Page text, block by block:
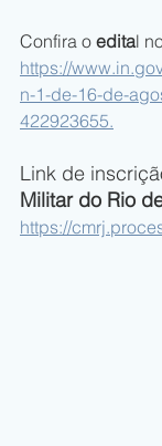
Confira o edital
https://
n-1-de-16-de-
422923655.
Link de
Militar do Rio
https://